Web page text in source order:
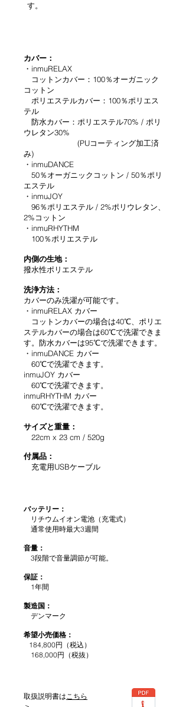
す。
カバー：
・inmuRELAX
コットンカバー：100％オーガニック
コットン
ポリエステルカバー：100％ポリエス
テル
防水カバー：ポリエステル70% / ポリ
ウレタン30%
(PUコーティング加工済
み)
・inmuDANCE
50％オーガニックコットン / 50％ポリ
エステル
・inmuJOY
96％ポリエステル / 2%ポリウレタン、
2%コットン
・inmuRHYTHM
100％ポリエステル
内側の生地：
撥水性ポリエステル
洗浄方法：
カバーのみ洗濯が可能です。
・inmuRELAX カバー
コットンカバーの場合は40℃、ポリエ
ステルカバーの場合は60℃で洗濯できま
す。 防水カバーは95℃で洗濯できます。
・inmuDANCE カバー
60℃で洗濯できます。
inmuJOY カバー
60℃で洗濯できます。
inmuRHYTHM カバー
60℃で洗濯できます。
サイズと重量：
22cm x 23 cm / 520g
付属品：
​ 充電用USBケーブル
バッテリー：
リチウムイオン電池（充電式）
通常使用時最大3週間
音量：
3段階で音量調節が可能。
保証：
1年間
製造国：
デンマーク
希望小売価格：
184,800円（税込）
168,000円（税抜）
取扱説明書はこちら